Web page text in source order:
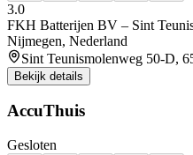
3.0
FKH Batterijen BV – Sint
Nijmegen, Nederland
Sint Teunismolenweg 50-D,
Bekijk details
AccuThuis
Gesloten